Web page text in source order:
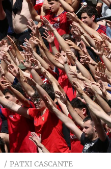
PATXI CASCANTE